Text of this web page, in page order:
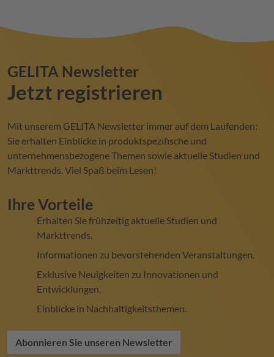
GELITA Newsletter
Jetzt registrieren
Mit unserem GELITA Newsletter immer auf dem Laufenden:
Sie erhalten Einblicke in produktspezifische und
unternehmensbezogene Themen sowie aktuelle Studien und
Markttrends. Viel Spaß beim Lesen!
Ihre Vorteile
Erhalten Sie frühzeitig aktuelle Studien und
Markttrends.
Informationen zu bevorstehenden Veranstaltungen.
Exklusive Neuigkeiten zu Innovationen und
Entwicklungen.
Einblicke in Nachhaltigkeitsthemen.
Abonnieren Sie unseren Newsletter